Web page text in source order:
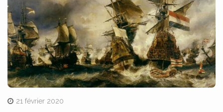
21 février 2020